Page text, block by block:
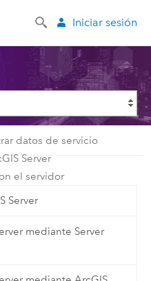
Iniciar sesión
datos de servicio
Server
el servidor
Server
mediante Server